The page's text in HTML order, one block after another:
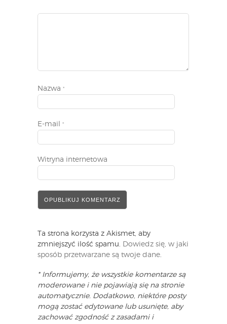
Nazwa *
E-mail *
Witryna internetowa
Ta strona korzysta z Akismet, aby
zmniejszyć ilość spamu. Dowiedz się, w jaki
sposób przetwarzane są twoje dane.
* Informujemy, że wszystkie komentarze są
moderowane i nie pojawiają się na stronie
automatycznie. Dodatkowo, niektóre posty
mogą zostać edytowane lub usunięte, aby
zachować zgodność z zasadami i